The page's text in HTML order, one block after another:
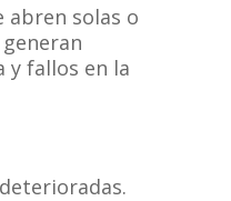
abren solas o
y fallos en la